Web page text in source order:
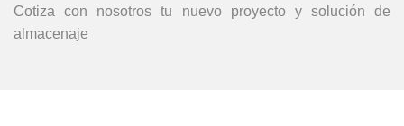
Cotiza con nosotros tu nuevo proyecto y solución de
almacenaje